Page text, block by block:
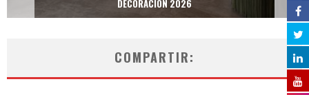
DECORACIÓN 2026
COMPARTIR: